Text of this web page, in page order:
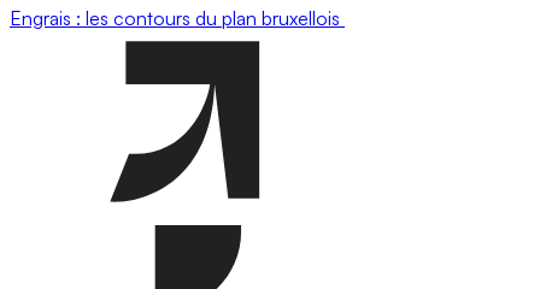
Engrais : les contours du plan bruxellois